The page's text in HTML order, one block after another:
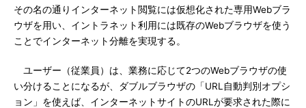
その名の通りインターネット閲覧には仮想化された専用Webブラ
ウザを用い、イントラネット利用には既存のWebブラウザを使う
ことでインターネット分離を実現する。
ユーザー（従業員）は、業務に応じて2つのWebブラウザの使
い分けることになるが、ダブルブラウザの「URL自動判別オプシ
ョン」を使えば、インターネットサイトのURLが要求された際に